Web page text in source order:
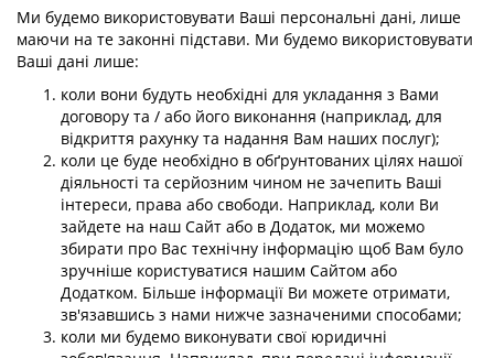
Ми будемо використовувати Ваші персональні дані, лише
маючи на те законні підстави. Ми будемо використовувати
Ваші дані лише:
коли вони будуть необхідні для укладання з Вами
договору та / або його виконання (наприклад, для
відкриття рахунку та надання Вам наших послуг);
коли це буде необхідно в обґрунтованих цілях нашої
діяльності та серйозним чином не зачепить Ваші
інтереси, права або свободи. Наприклад, коли Ви
зайдете на наш Сайт або в Додаток, ми можемо
збирати про Вас технічну інформацію щоб Вам було
зручніше користуватися нашим Сайтом або
Додатком. Більше інформації Ви можете отримати,
зв'язавшись з нами нижче зазначеними способами;
коли ми будемо виконувати свої юридичні